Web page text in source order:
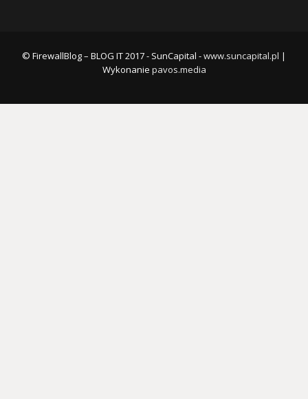
© FirewallBlog – BLOG IT 2017 - SunCapital -www.suncapital.pl |
Wykonanie pavos.media